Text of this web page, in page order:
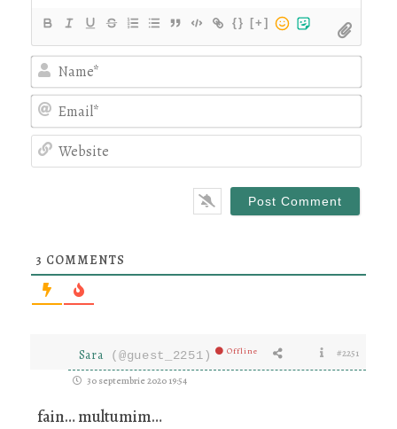
{} [+]
3 COMMENTS
Sara (@guest_2251) Offline #2251
30 septembrie 2020 19:54
fain… multumim…